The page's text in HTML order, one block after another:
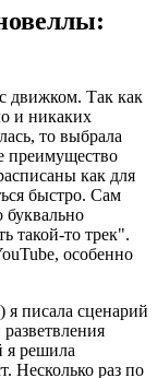
движком. Так как
и никаких
то выбрала
преимущество
как для
быстро. Сам
буквально
такой-то трек".
особенно
я писала сценарий
я решила
Несколько раз по